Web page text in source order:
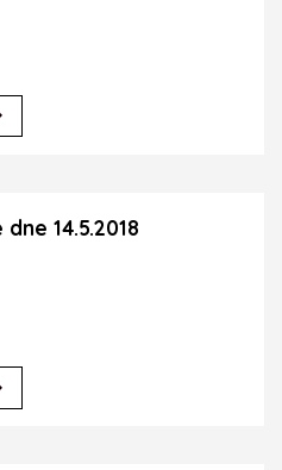
14.5.2018